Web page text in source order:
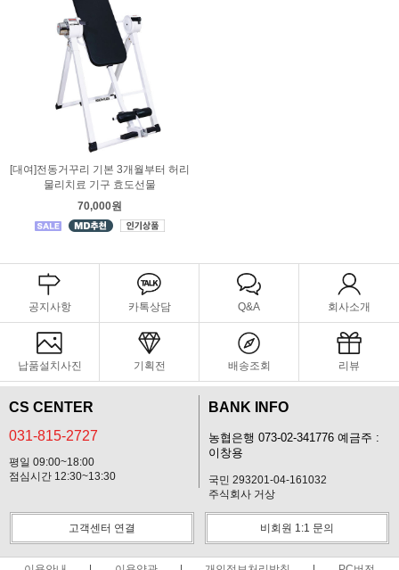
[대여]전동거꾸리 기본 3개월부터 허리
물리치료 기구 효도선물
70,000원
공지사항 카톡상담 Q&A 회사소개
납품설치사진 기획전 배송조회 리뷰
CS CENTER
031-815-2727
평일 09:00~18:00
점심시간 12:30~13:30
BANK INFO
농협은행 073-02-341776 예금주 :
이창용
국민 293201-04-161032
주식회사 거상
고객센터 연결 비회원 1:1 문의